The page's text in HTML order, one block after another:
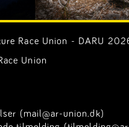
Race Union - DARU
Union
(mail@ar-union.dk)